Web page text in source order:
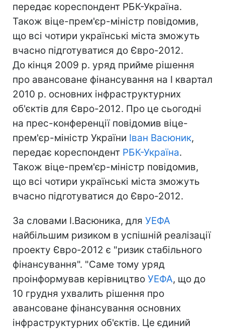
передає кореспондент РБК-Україна.
Також віце-прем'єр-міністр повідомив,
що всі чотири українські міста зможуть
вчасно підготуватися до Євро-2012.
До кінця 2009 р. уряд прийме рішення
про авансоване фінансування на I квартал
2010 р. основних інфраструктурних
об'єктів для Євро-2012. Про це сьогодні
на прес-конференції повідомив віце-
прем'єр-міністр України Іван Васюник,
передає кореспондент РБК-Україна.
Також віце-прем'єр-міністр повідомив,
що всі чотири українські міста зможуть
вчасно підготуватися до Євро-2012.
За словами І.Васюника, для УЕФА
найбільшим ризиком в успішній реалізації
проекту Євро-2012 є "ризик стабільного
фінансування". "Саме тому уряд
проінформував керівництво УЕФА, що до
10 грудня ухвалить рішення про
авансоване фінансування основних
інфраструктурних об'єктів. Це єдиний